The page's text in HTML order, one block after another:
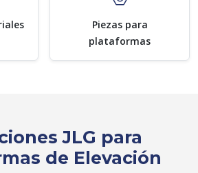
Piezas para
plataformas
JLG para
de Elevación